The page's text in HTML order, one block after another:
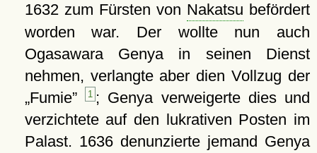
1632 zum Fürsten von Nakatsu befördert
worden war. Der wollte nun auch
Ogasawara Genya in seinen Dienst
nehmen, verlangte aber dien Vollzug der
Fumie
1 ; Genya verweigerte dies und
verzichtete auf den lukrativen Posten im
Palast. 1636 denunzierte jemand Genya